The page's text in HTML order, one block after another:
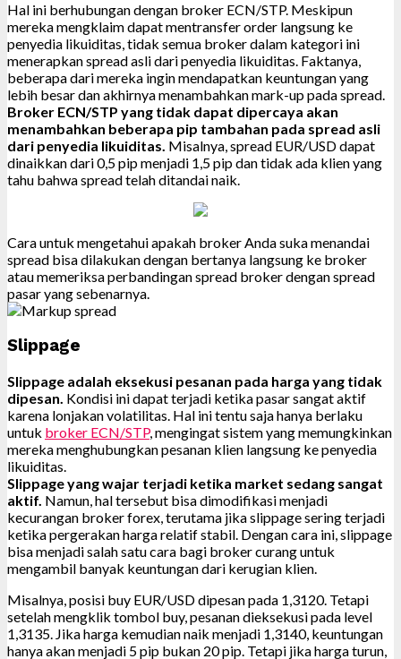
Hal ini berhubungan dengan broker ECN/STP. Meskipun
mereka mengklaim dapat mentransfer order langsung ke
penyedia likuiditas, tidak semua broker dalam kategori ini
menerapkan spread asli dari penyedia likuiditas. Faktanya,
beberapa dari mereka ingin mendapatkan keuntungan yang
lebih besar dan akhirnya menambahkan mark-up pada spread.
Broker ECN/STP yang tidak dapat dipercaya akan
menambahkan beberapa pip tambahan pada spread asli
dari penyedia likuiditas. Misalnya, spread EUR/USD dapat
dinaikkan dari 0,5 pip menjadi 1,5 pip dan tidak ada klien yang
tahu bahwa spread telah ditandai naik.
Cara untuk mengetahui apakah broker Anda suka menandai
spread bisa dilakukan dengan bertanya langsung ke broker
atau memeriksa perbandingan spread broker dengan spread
pasar yang sebenarnya.
Slippage
Slippage adalah eksekusi pesanan pada harga yang tidak
dipesan. Kondisi ini dapat terjadi ketika pasar sangat aktif
karena lonjakan volatilitas. Hal ini tentu saja hanya berlaku
untuk broker ECN/STP, mengingat sistem yang memungkinkan
mereka menghubungkan pesanan klien langsung ke penyedia
likuiditas.
Slippage yang wajar terjadi ketika market sedang sangat
aktif. Namun, hal tersebut bisa dimodifikasi menjadi
kecurangan broker forex, terutama jika slippage sering terjadi
ketika pergerakan harga relatif stabil. Dengan cara ini, slippage
bisa menjadi salah satu cara bagi broker curang untuk
mengambil banyak keuntungan dari kerugian klien.
Misalnya, posisi buy EUR/USD dipesan pada 1,3120. Tetapi
setelah mengklik tombol buy, pesanan dieksekusi pada level
1,3135. Jika harga kemudian naik menjadi 1,3140, keuntungan
hanya akan menjadi 5 pip bukan 20 pip. Tetapi jika harga turun,